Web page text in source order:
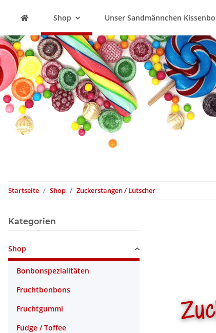
Shop Unser Sandmännchen
Startseite Shop Zuckerstangen / Lutscher
Kategorien
Shop
Bonbonspezialitäten
Fruchtbonbons
Fruchtgummi
Fudge / Toffee